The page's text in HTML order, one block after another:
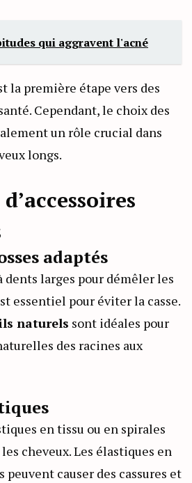
qui aggravent l'acné
la première étape vers des
Cependant, le choix des
un rôle crucial dans
longs.
adaptés
larges pour démêler les
essentiel pour éviter la casse.
naturels sont idéales pour
des racines aux
en tissu ou en spirales
cheveux. Les élastiques en
peuvent causer des cassures et